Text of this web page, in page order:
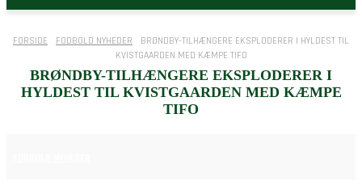
FORSIDE FODBOLD NYHEDER
BRØNDBY-TILHÆNGERE EKSPLODERER I HYLDEST TIL
KVISTGAARDEN MED KÆMPE TIFO
BRØNDBY-TILHÆNGERE EKSPLODERER I
HYLDEST TIL KVISTGAARDEN MED KÆMPE
TIFO